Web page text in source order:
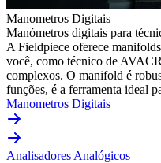
Manometros Digitais
Manómetros digitais para
A Fieldpiece oferece
você, como técnico de
complexos. O manifold é
funções, é a ferramenta ideal
Manometros Digitais
Analisadores Analógicos